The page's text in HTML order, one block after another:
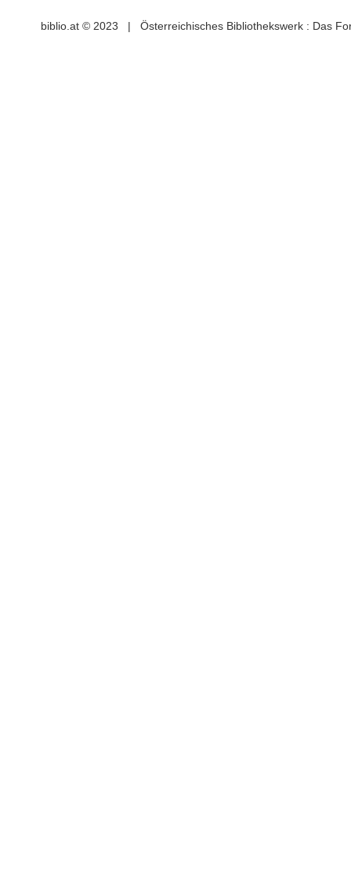
biblio.at © 2023 | Österreichisches Bibliothekswerk : Das